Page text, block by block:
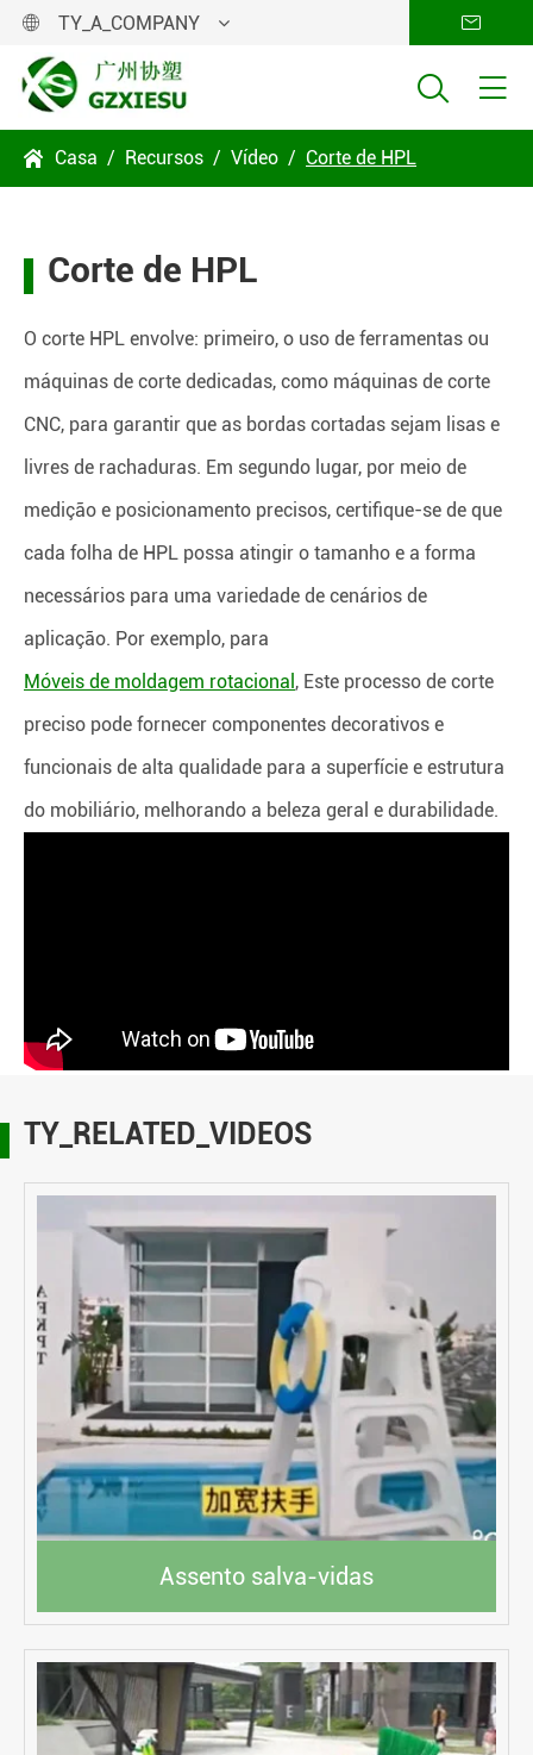
 TY_A_COMPANY 
 
 Casa Recursos Vídeo Corte de HPL
Corte de HPL
O corte HPL envolve: primeiro, o uso de ferramentas ou
máquinas de corte dedicadas, como máquinas de corte
CNC, para garantir que as bordas cortadas sejam lisas e
livres de rachaduras. Em segundo lugar, por meio de
medição e posicionamento precisos, certifique-se de que
cada folha de HPL possa atingir o tamanho e a forma
necessários para uma variedade de cenários de
aplicação. Por exemplo, para
Móveis de moldagem rotacional , Este processo de corte
preciso pode fornecer componentes decorativos e
funcionais de alta qualidade para a superfície e estrutura
do mobiliário, melhorando a beleza geral e durabilidade.
TY_RELATED_VIDEOS
Assento salva-vidas